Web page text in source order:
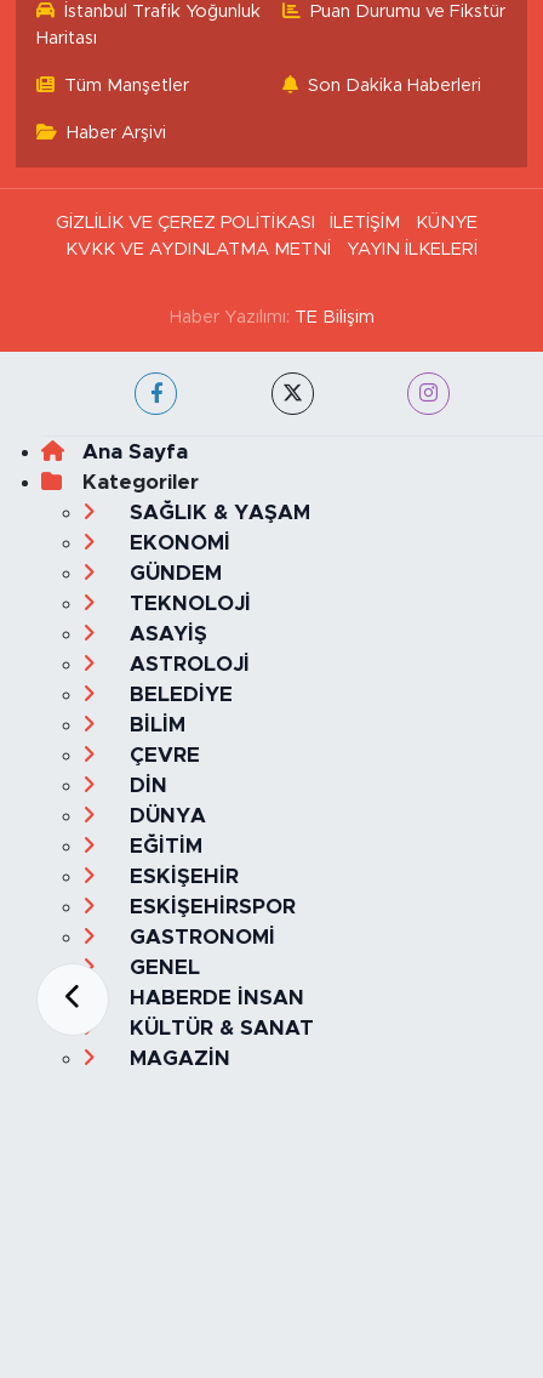
İstanbul Trafik Yoğunluk
Haritası
Puan Durumu ve Fikstür
Tüm Manşetler Son Dakika Haberleri
Haber Arşivi
GİZLİLİK VE ÇEREZ POLİTİKASI İLETİŞİM
KÜNYE
KVKK VE AYDINLATMA METNİ
YAYIN İLKELERİ
Haber Yazılımı: TE Bilişim
Ana Sayfa
Kategoriler
SAĞLIK & YAŞAM
EKONOMİ
GÜNDEM
TEKNOLOJİ
ASAYİŞ
ASTROLOJİ
BELEDİYE
BİLİM
ÇEVRE
DİN
DÜNYA
EĞİTİM
ESKİŞEHİR
ESKİŞEHİRSPOR
GASTRONOMİ
GENEL
HABERDE İNSAN
KÜLTÜR & SANAT
MAGAZİN